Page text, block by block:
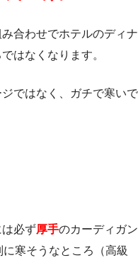
合わせでホテルのディナ
はなくなります。
ではなく、ガチで寒いで
必ず厚手のカーディガン
寒そうなところ（高級